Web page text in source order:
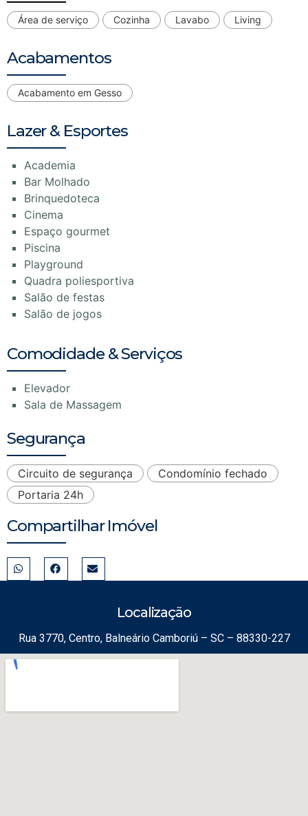
Área de serviço Cozinha Lavabo Living
Acabamentos
Acabamento em Gesso
Lazer & Esportes
Academia
Bar Molhado
Brinquedoteca
Cinema
Espaço gourmet
Piscina
Playground
Quadra poliesportiva
Salão de festas
Salão de jogos
Comodidade & Serviços
Elevador
Sala de Massagem
Segurança
Circuito de segurança
Condomínio fechado
Portaria 24h
Compartilhar Imóvel
Localização
Rua 3770, Centro, Balneário Camboriú – SC – 88330-227